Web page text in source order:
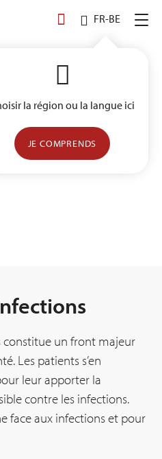
FR-BE
la région ou la langue ici
JE COMPRENDS
constitue un front majeur
Les patients s’en
leur apporter la
contre les infections.
face aux infections et pour